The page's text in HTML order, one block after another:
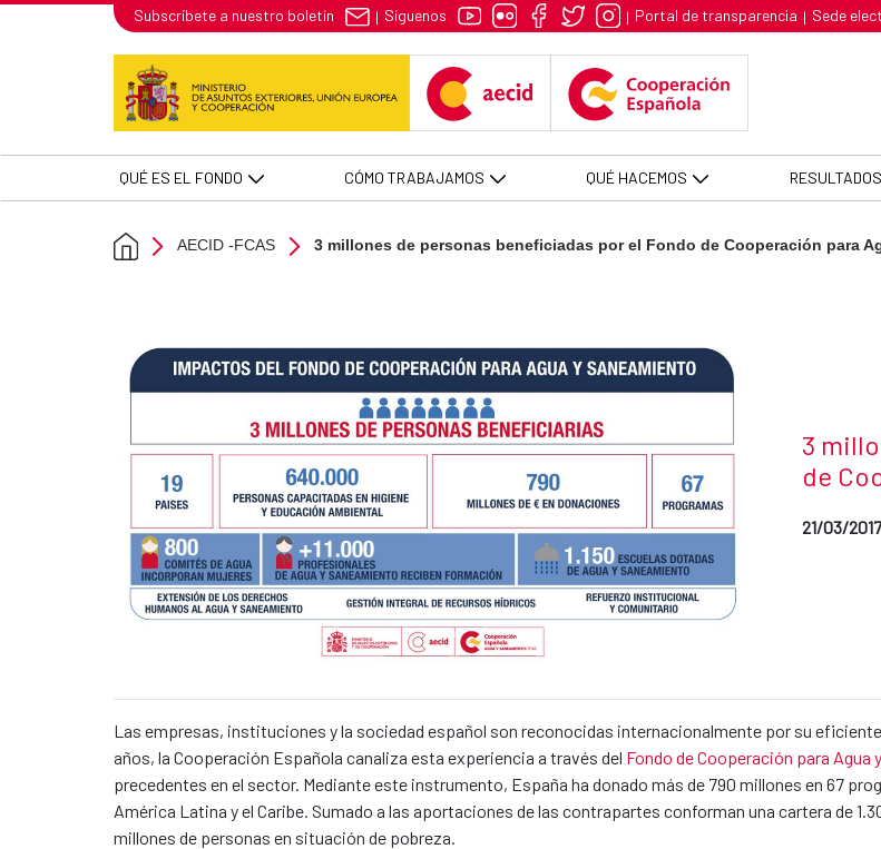
Skip to Main Content
3 millones de personas beneficiadas por el Fondo de
Subscríbete a nuestro boletín | Síguenos | Portal de transparencia | Sede
QUÉ ES EL FONDO CÓMO TRABAJAMOS QUÉ HACEMOS RESULTADOS
AECID -FCAS 3 millones de personas beneficiadas por el Fondo de Cooperación para
News
3
de
Date of
21/03/
News content
Las empresas, instituciones y la sociedad español son reconocidas internacionalmente por su
años, la Cooperación Española canaliza esta experiencia a través del Fondo de Cooperación para Agua
precedentes en el sector. Mediante este instrumento, España ha donado más de 790 millones en 67
América Latina y el Caribe. Sumado a las aportaciones de las contrapartes conforman una cartera de
millones de personas en situación de pobreza.